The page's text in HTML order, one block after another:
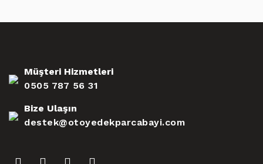
Müşteri Hizmetleri
0505 787 56 31
Bize Ulaşın
destek@otoyedekparcabayi.com